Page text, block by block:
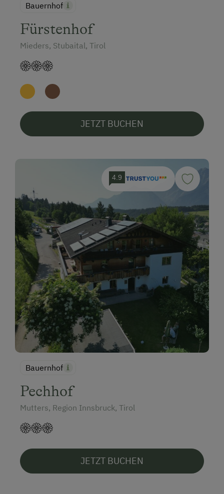
Bauernhof
Fürstenhof
Mieders, Stubaital, Tirol
JETZT BUCHEN
4.9
Bauernhof
Pechhof
Mutters, Region Innsbruck, Tirol
JETZT BUCHEN